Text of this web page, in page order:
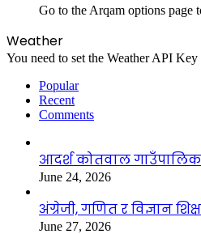
Go to the Arqam options page
Weather
You need to set the Weather API
Popular
Recent
Comments
आदर्श कोतवाल
June 24, 2026
अंग्रेजी, गणित र विज्ञान
June 27, 2026